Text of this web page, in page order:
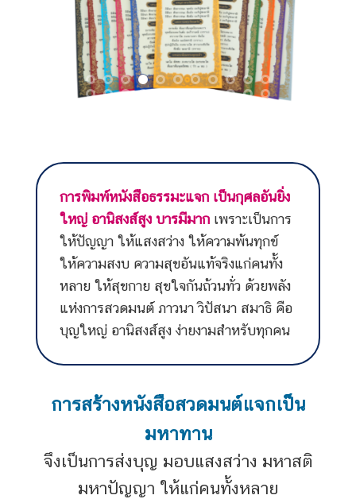
การพิมพ์หนังสือธรรมะแจก เป็นกุศลอันยิ่ง
ใหญ่ อานิสงส์สูง บารมีมาก เพราะเป็นการ
ให้ปัญญา ให้แสงสว่าง ให้ความพ้นทุกข์
ให้ความสงบ ความสุขอันแท้จริงแก่คนทั้ง
หลาย ให้สุขกาย สุขใจกันถ้วนทั่ว ด้วยพลัง
แห่งการสวดมนต์ ภาวนา วิปัสนา สมาธิ คือ
บุญใหญ่ อานิสงส์สูง ง่ายงามสำหรับทุกคน
การสร้างหนังสือสวดมนต์แจกเป็น
มหาทาน
จึงเป็นการส่งบุญ มอบแสงสว่าง มหาสติ
มหาปัญญา ให้แก่คนทั้งหลาย